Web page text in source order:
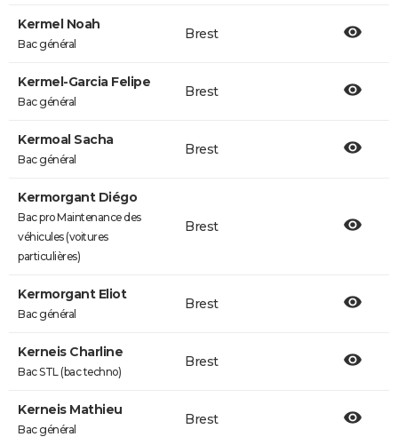
Kermel Noah
Bac général
Brest
Kermel-Garcia Felipe
Bac général
Brest
Kermoal Sacha
Bac général
Brest
Kermorgant Diégo
Bac pro Maintenance des
véhicules (voitures
particulières)
Brest
Kermorgant Eliot
Bac général
Brest
Kerneis Charline
Bac STL (bac techno)
Brest
Kerneis Mathieu
Bac général
Brest